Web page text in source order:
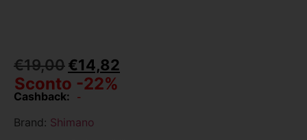
€19,00€14,82
Sconto -22%
Cashback: -
Brand: Shimano